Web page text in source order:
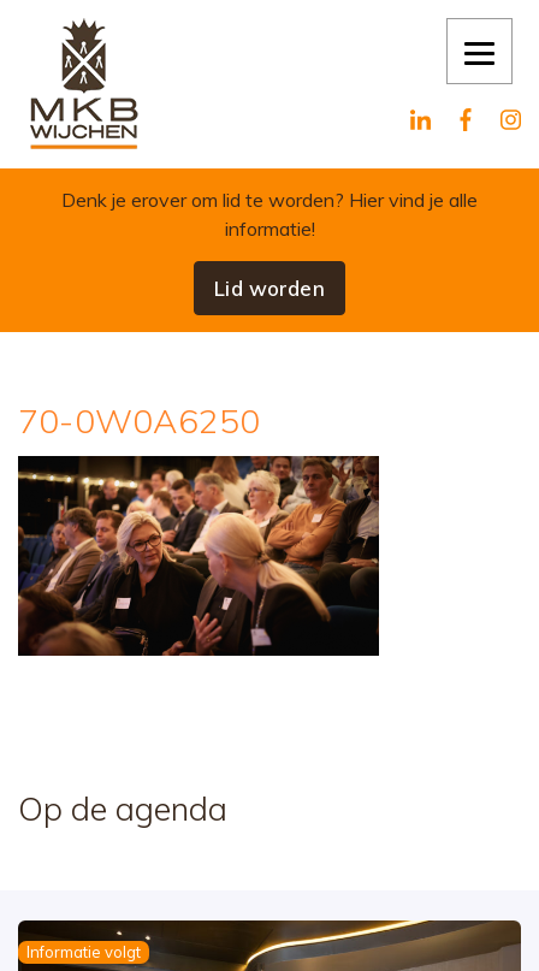
Skip to content
Denk je erover om lid te worden? Hier vind je alle
informatie!
Lid worden
70-0W0A6250
Op de agenda
Informatie volgt